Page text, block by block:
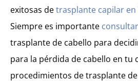
exitosas detrasplante capilar en
Siempre es importante
trasplante de cabello para
para la pérdida de cabello en tu
procedimientos de trasplante